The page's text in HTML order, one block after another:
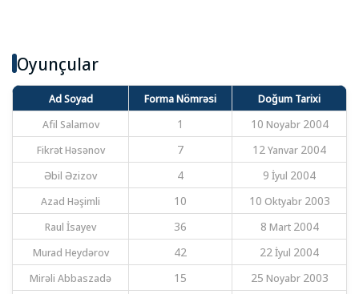
Oyunçular
Ad Soyad Forma Nömrəsi
Doğum Tarixi
Afil Salamov
1
10 Noyabr 2004
Fikrət Həsənov
7
12 Yanvar 2004
Əbil Əzizov
4
9 İyul 2004
Azad Həşimli
10
10 Oktyabr 2003
Raul İsayev
36
8 Mart 2004
Murad Heydərov
42
22 İyul 2004
Mirəli Abbaszadə
15
25 Noyabr 2003